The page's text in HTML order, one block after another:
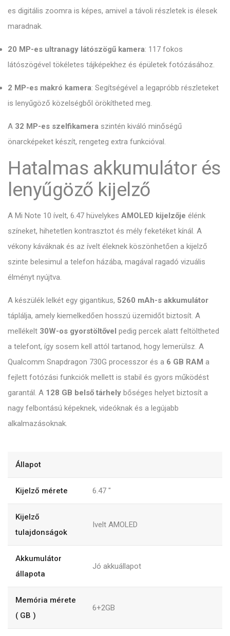
es digitális zoomra is képes, amivel a távoli részletek is élesek
maradnak.
20 MP-es ultranagy látószögű kamera: 117 fokos
látószögével tökéletes tájképekhez és épületek fotózásához.
2 MP-es makró kamera: Segítségével a legapróbb részleteket
is lenyűgöző közelségből örökítheted meg.
A 32 MP-es szelfikamera szintén kiváló minőségű
önarcképeket készít, rengeteg extra funkcióval.
Hatalmas akkumulátor és
lenyűgöző kijelző
A Mi Note 10 ívelt, 6.47 hüvelykes AMOLED kijelzője élénk
színeket, hihetetlen kontrasztot és mély feketéket kínál. A
vékony káváknak és az ívelt éleknek köszönhetően a kijelző
szinte belesimul a telefon házába, magával ragadó vizuális
élményt nyújtva.
A készülék lelkét egy gigantikus, 5260 mAh-s akkumulátor
táplálja, amely kiemelkedően hosszú üzemidőt biztosít. A
mellékelt 30W-os gyorstöltővel pedig percek alatt feltöltheted
a telefont, így sosem kell attól tartanod, hogy lemerülsz. A
Qualcomm Snapdragon 730G processzor és a 6 GB RAM a
fejlett fotózási funkciók mellett is stabil és gyors működést
garantál. A 128 GB belső tárhely bőséges helyet biztosít a
nagy felbontású képeknek, videóknak és a legújabb
alkalmazásoknak.
Állapot
Kijelző mérete 6.47 "
Kijelző
tulajdonságok
Ivelt AMOLED
Akkumulátor
állapota
Jó akkuállapot
Memória mérete
( GB )
6+2GB